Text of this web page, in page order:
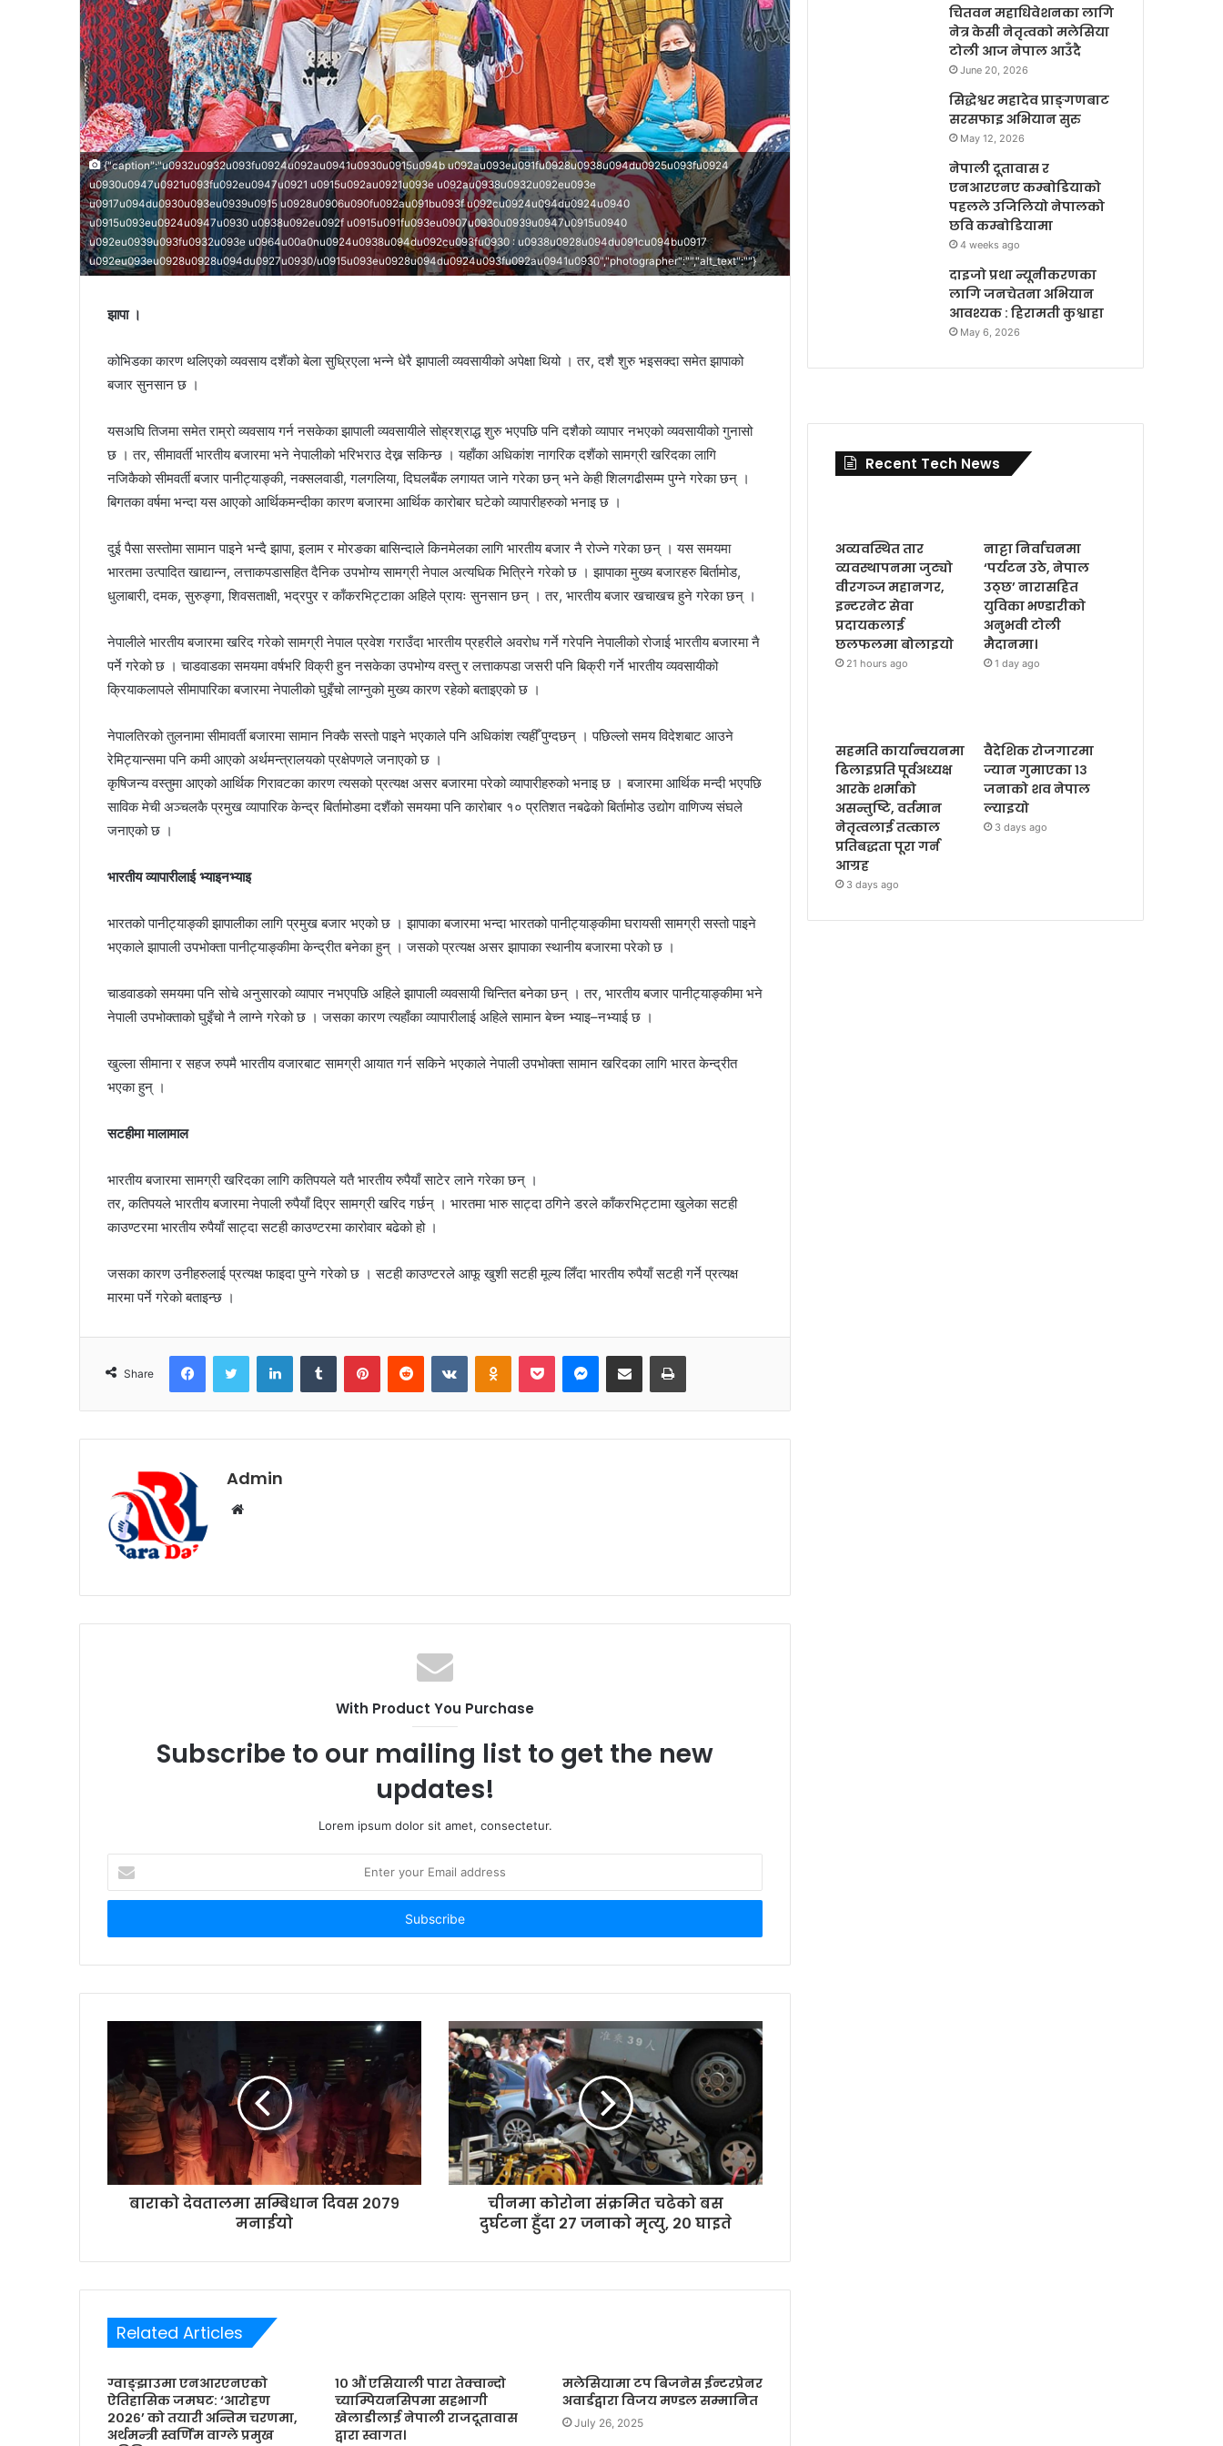
{"caption":"u0932u0932u093fu0924u092au0941u0930u0915u094b u092au093eu091fu0928u0938u094du0925u093fu0924
u0930u0947u0921u093fu092eu0947u0921 u0915u092au0921u093e u092au0938u0932u092eu093e
u0917u094du0930u093eu0939u0915 u0928u0906u090fu092au091bu093f u092cu0924u094du0924u0940
u0915u093eu0924u0947u0930 u0938u092eu092f u0915u091fu093eu0907u0930u0939u0947u0915u0940
u092eu0939u093fu0932u093e u0964u00a0nu0924u0938u094du092cu093fu0930 : u0938u0928u094du091cu094bu0917
u092eu093eu0928u0928u094du0927u0930/u0915u093eu0928u094du0924u093fu092au0941u0930","photographer":"","alt_text":""}
झापा ।
कोभिडका कारण थलिएको व्यवसाय दशैंको बेला सुध्रिएला भन्ने धेरै झापाली व्यवसायीको अपेक्षा थियो । तर, दशै शुरु भइसक्दा समेत झापाको
बजार सुनसान छ ।
यसअघि तिजमा समेत राम्रो व्यवसाय गर्न नसकेका झापाली व्यवसायीले सोह्रश्राद्ध शुरु भएपछि पनि दशैको व्यापार नभएको व्यवसायीको गुनासो
छ । तर, सीमावर्ती भारतीय बजारमा भने नेपालीको भरिभराउ देख्न सकिन्छ । यहाँका अधिकांश नागरिक दशैंको सामग्री खरिदका लागि
नजिकैको सीमवर्ती बजार पानीट्याङ्की, नक्सलवाडी, गलगलिया, दिघलबैंक लगायत जाने गरेका छन् भने केही शिलगढीसम्म पुग्ने गरेका छन् ।
बिगतका वर्षमा भन्दा यस आएको आर्थिकमन्दीका कारण बजारमा आर्थिक कारोबार घटेको व्यापारीहरुको भनाइ छ ।
दुई पैसा सस्तोमा सामान पाइने भन्दै झापा, इलाम र मोरङका बासिन्दाले किनमेलका लागि भारतीय बजार नै रोज्ने गरेका छन् । यस समयमा
भारतमा उत्पादित खाद्यान्न, लत्ताकपडासहित दैनिक उपभोग्य सामग्री नेपाल अत्यधिक भित्रिने गरेको छ । झापाका मुख्य बजारहरु बिर्तामोड,
धुलाबारी, दमक, सुरुङ्गा, शिवसताक्षी, भद्रपुर र काँकरभिट्टाका अहिले प्रायः सुनसान छन् । तर, भारतीय बजार खचाखच हुने गरेका छन् ।
नेपालीले भारतीय बजारमा खरिद गरेको सामग्री नेपाल प्रवेश गराउँदा भारतीय प्रहरीले अवरोध गर्ने गरेपनि नेपालीको रोजाई भारतीय बजारमा नै
पर्ने गरेको छ । चाडवाडका समयमा वर्षभरि विक्री हुन नसकेका उपभोग्य वस्तु र लत्ताकपडा जसरी पनि बिक्री गर्ने भारतीय व्यवसायीको
क्रियाकलापले सीमापारिका बजारमा नेपालीको घुइँचो लाग्नुको मुख्य कारण रहेको बताइएको छ ।
नेपालतिरको तुलनामा सीमावर्ती बजारमा सामान निक्कै सस्तो पाइने भएकाले पनि अधिकांश त्यहीँ पुग्दछन् । पछिल्लो समय विदेशबाट आउने
रेमिट्यान्समा पनि कमी आएको अर्थमन्त्रालयको प्रक्षेपणले जनाएको छ ।
कृषिजन्य वस्तुमा आएको आर्थिक गिरावटका कारण त्यसको प्रत्यक्ष असर बजारमा परेको व्यापारीहरुको भनाइ छ । बजारमा आर्थिक मन्दी भएपछि
साविक मेची अञ्चलकै प्रमुख व्यापारिक केन्द्र बिर्तामोडमा दशैंको समयमा पनि कारोबार १० प्रतिशत नबढेको बिर्तामोड उद्योग वाणिज्य संघले
जनाएको छ ।
भारतीय व्यापारीलाई भ्याइनभ्याइ
भारतको पानीट्याङ्की झापालीका लागि प्रमुख बजार भएको छ । झापाका बजारमा भन्दा भारतको पानीट्याङ्कीमा घरायसी सामग्री सस्तो पाइने
भएकाले झापाली उपभोक्ता पानीट्याङ्कीमा केन्द्रीत बनेका हुन् । जसको प्रत्यक्ष असर झापाका स्थानीय बजारमा परेको छ ।
चाडवाडको समयमा पनि सोचे अनुसारको व्यापार नभएपछि अहिले झापाली व्यवसायी चिन्तित बनेका छन् । तर, भारतीय बजार पानीट्याङ्कीमा भने
नेपाली उपभोक्ताको घुइँचो नै लाग्ने गरेको छ । जसका कारण त्यहाँका व्यापारीलाई अहिले सामान बेच्न भ्याइ–नभ्याई छ ।
खुल्ला सीमाना र सहज रुपमै भारतीय वजारबाट सामग्री आयात गर्न सकिने भएकाले नेपाली उपभोक्ता सामान खरिदका लागि भारत केन्द्रीत
भएका हुन् ।
सटहीमा मालामाल
भारतीय बजारमा सामग्री खरिदका लागि कतिपयले यतै भारतीय रुपैयाँ साटेर लाने गरेका छन् ।
तर, कतिपयले भारतीय बजारमा नेपाली रुपैयाँ दिएर सामग्री खरिद गर्छन् । भारतमा भारु साट्दा ठगिने डरले काँकरभिट्टामा खुलेका सटही
काउण्टरमा भारतीय रुपैयाँ साट्दा सटही काउण्टरमा कारोवार बढेको हो ।
जसका कारण उनीहरुलाई प्रत्यक्ष फाइदा पुग्ने गरेको छ । सटही काउण्टरले आफू खुशी सटही मूल्य लिँदा भारतीय रुपैयाँ सटही गर्ने प्रत्यक्ष
मारमा पर्ने गरेको बताइन्छ ।
Share
Admin
i
With Product You Purchase
Subscribe to our mailing list to get the new
updates!
Lorem ipsum dolor sit amet, consectetur.
t
r
u
i
l
r
बाराको देवतालमा सम्बिधान दिवस २०७९
मनाईयो
चीनमा कोरोना संक्रमित चढेको बस
दुर्घटना हुँदा २७ जनाको मृत्यु, २० घाइते
Related Articles
ग्वाङ्झाउमा एनआरएनएको
ऐतिहासिक जमघट: ‘आरोहण
२०२६’ को तयारी अन्तिम चरणमा,
अर्थमन्त्री स्वर्णिम वाग्ले प्रमुख
१० औं एसियाली पारा तेक्वान्दो
च्याम्पियनसिपमा सहभागी
खेलाडीलाई नेपाली राजदूतावास
द्वारा स्वागत।
मलेसियामा टप बिजनेस ईन्टरप्रेनर
अवार्डद्वारा विजय मण्डल सम्मानित
July 26, 2025
चितवन महाधिवेशनका लागि
नेत्र केसी नेतृत्वको मलेसिया
टोली आज नेपाल आउँदै
June 20, 2026
सिद्धेश्वर महादेव प्राङ्गणबाट
सरसफाइ अभियान सुरु
May 12, 2026
नेपाली दूतावास र
एनआरएनए कम्बोडियाको
पहलले उजिलियो नेपालको
छवि कम्बोडियामा
4 weeks ago
दाइजो प्रथा न्यूनीकरणका
लागि जनचेतना अभियान
आवश्यक : हिरामती कुश्वाहा
May 6, 2026
Recent Tech News
अव्यवस्थित तार
व्यवस्थापनमा जुट्यो
वीरगञ्ज महानगर,
इन्टरनेट सेवा
प्रदायकलाई
छलफलमा बोलाइयो
21 hours ago
नाट्टा निर्वाचनमा
‘पर्यटन उठे, नेपाल
उठ्छ’ नारासहित
युविका भण्डारीको
अनुभवी टोली
मैदानमा।
1 day ago
सहमति कार्यान्वयनमा
ढिलाइप्रति पूर्वअध्यक्ष
आरके शर्माको
असन्तुष्टि, वर्तमान
नेतृत्वलाई तत्काल
प्रतिबद्धता पूरा गर्न
आग्रह
3 days ago
वैदेशिक रोजगारमा
ज्यान गुमाएका १३
जनाको शव नेपाल
ल्याइयो
3 days ago